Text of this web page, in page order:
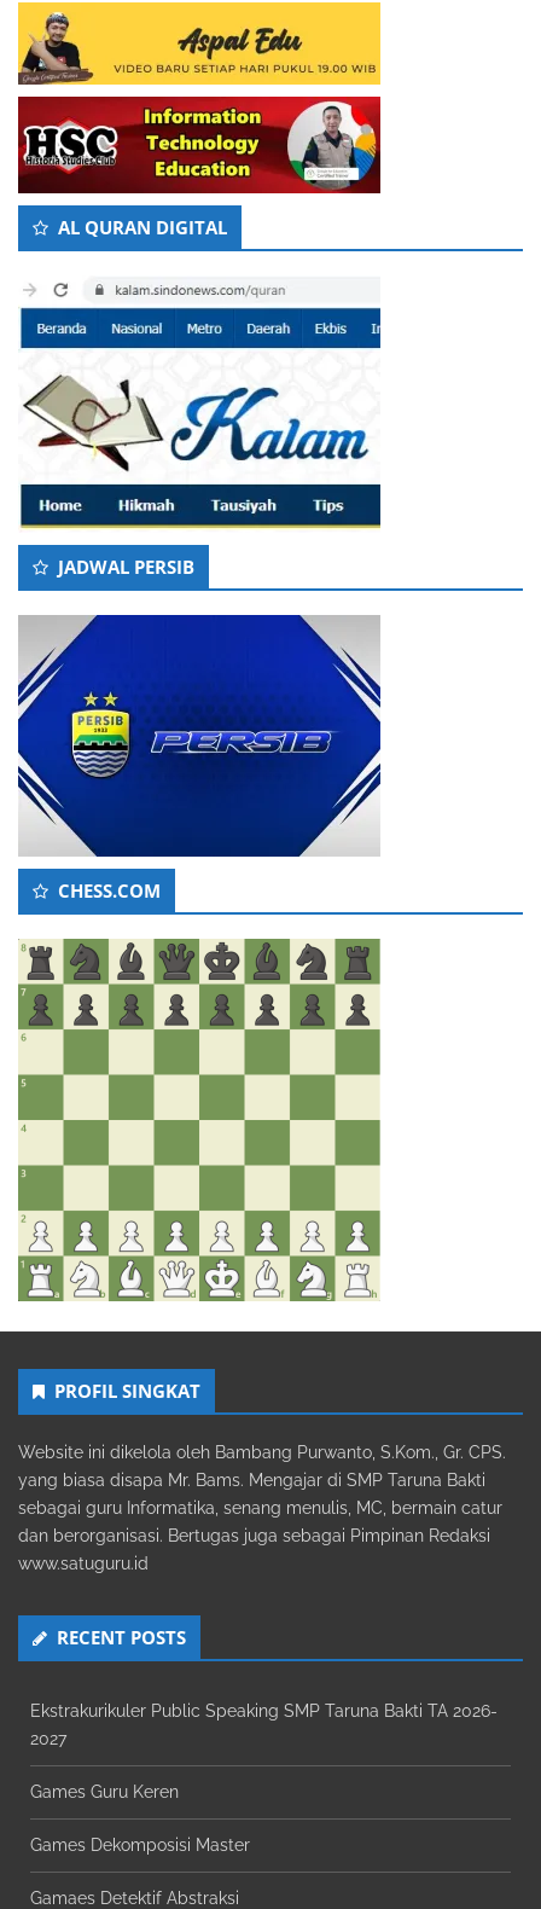
AL QURAN DIGITAL
JADWAL PERSIB
CHESS.COM
PROFIL SINGKAT
Website ini dikelola oleh Bambang Purwanto, S.Kom., Gr. CPS.
yang biasa disapa Mr. Bams. Mengajar di SMP Taruna Bakti
sebagai guru Informatika, senang menulis, MC, bermain catur
dan berorganisasi. Bertugas juga sebagai Pimpinan Redaksi
www.satuguru.id
RECENT POSTS
Ekstrakurikuler Public Speaking SMP Taruna Bakti TA 2026-
2027
Games Guru Keren
Games Dekomposisi Master
Gamaes Detektif Abstraksi